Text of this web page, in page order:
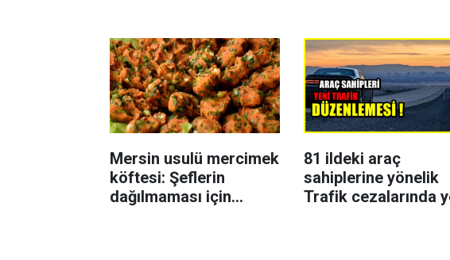
Mersin usulü mercimek
köftesi: Şeflerin
dağılmaması için
81 ildeki araç
sahiplerine yönelik
Trafik cezalarında